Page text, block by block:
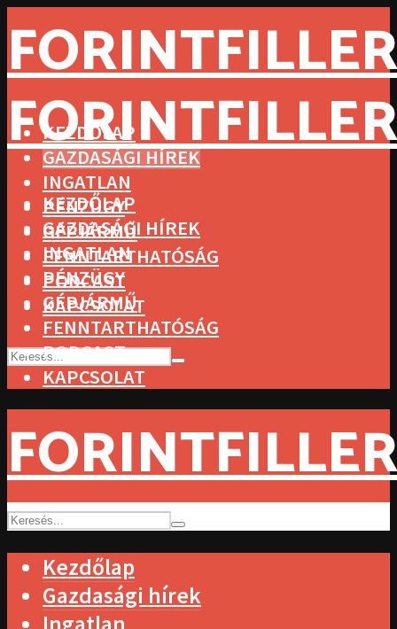
KEZDŐLAP
GAZDASÁGI HÍREK
INGATLAN
PÉNZÜGY
GÉPJÁRMŰ
FENNTARTHATÓSÁG
PODCAST
KAPCSOLAT
KEZDŐLAP
GAZDASÁGI HÍREK
INGATLAN
PÉNZÜGY
GÉPJÁRMŰ
FENNTARTHATÓSÁG
PODCAST
KAPCSOLAT
Kezdőlap
Gazdasági hírek